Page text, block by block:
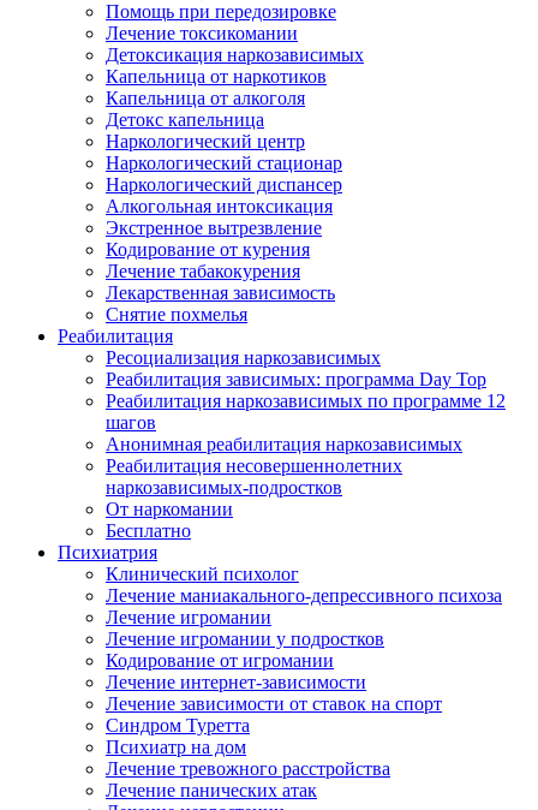
Помощь при передозировке
Лечение токсикомании
Детоксикация наркозависимых
Капельница от наркотиков
Капельница от алкоголя
Детокс капельница
Наркологический центр
Наркологический стационар
Наркологический диспансер
Алкогольная интоксикация
Экстренное вытрезвление
Кодирование от курения
Лечение табакокурения
Лекарственная зависимость
Снятие похмелья
Реабилитация
Ресоциализация наркозависимых
Реабилитация зависимых: программа Day Top
Реабилитация наркозависимых по программе 12
шагов
Анонимная реабилитация наркозависимых
Реабилитация несовершеннолетних
наркозависимых-подростков
От наркомании
Бесплатно
Психиатрия
Клинический психолог
Лечение маниакального-депрессивного психоза
Лечение игромании
Лечение игромании у подростков
Кодирование от игромании
Лечение интернет-зависимости
Лечение зависимости от ставок на спорт
Синдром Туретта
Психиатр на дом
Лечение тревожного расстройства
Лечение панических атак